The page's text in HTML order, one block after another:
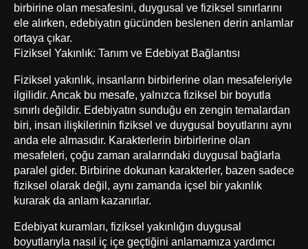
birbirine olan mesafesini, duygusal ve fiziksel sınırlarını
ele alırken, edebiyatın gücünden beslenen derin anlamlar
ortaya çıkar.
Fiziksel Yakınlık: Tanım ve Edebiyat Bağlantısı
Fiziksel yakınlık, insanların birbirlerine olan mesafeleriyle
ilgilidir. Ancak bu mesafe, yalnızca fiziksel bir boyutla
sınırlı değildir. Edebiyatın sunduğu en zengin temalardan
biri, insan ilişkilerinin fiziksel ve duygusal boyutlarını aynı
anda ele almasıdır. Karakterlerin birbirlerine olan
mesafeleri, çoğu zaman aralarındaki duygusal bağlarla
paralel gider. Birbirine dokunan karakterler, bazen sadece
fiziksel olarak değil, aynı zamanda içsel bir yakınlık
kurarak da anlam kazanırlar.
Edebiyat kuramları, fiziksel yakınlığın duygusal
boyutlarıyla nasıl iç içe geçtiğini anlamamıza yardımcı